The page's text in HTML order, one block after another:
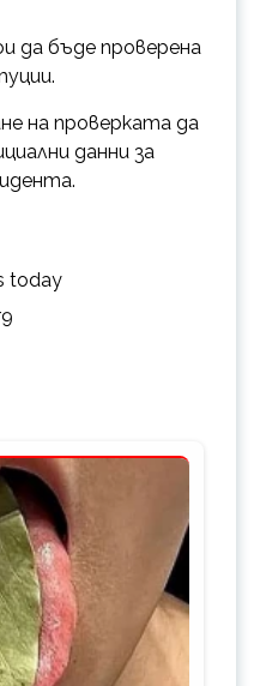
да бъде проверена
на проверката да
данни за
today